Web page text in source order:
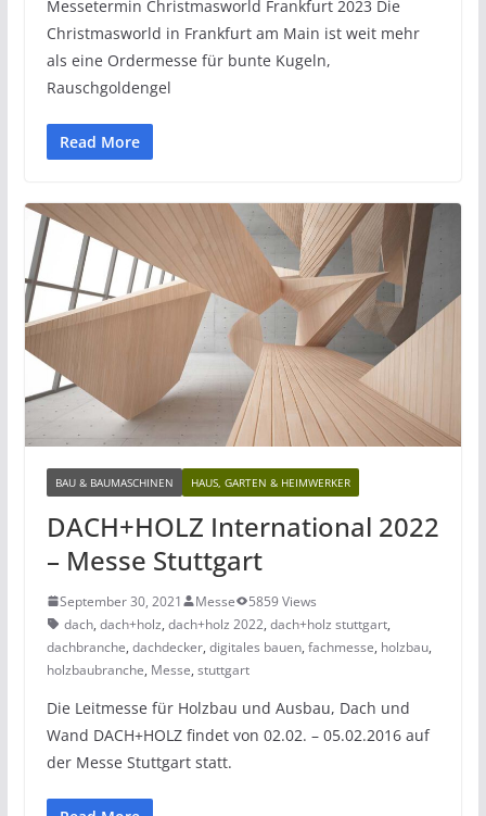
Messetermin Christmasworld Frankfurt 2023 Die
Christmasworld in Frankfurt am Main ist weit mehr
als eine Ordermesse für bunte Kugeln,
Rauschgoldengel
Read More
BAU & BAUMASCHINEN HAUS, GARTEN & HEIMWERKER
DACH+HOLZ International 2022
– Messe Stuttgart
September 30, 2021 Messe
5859 Views
dach, dach+holz, dach+holz 2022, dach+holz stuttgart,
dachbranche, dachdecker, digitales bauen, fachmesse, holzbau,
holzbaubranche, Messe, stuttgart
Die Leitmesse für Holzbau und Ausbau, Dach und
Wand DACH+HOLZ findet von 02.02. – 05.02.2016 auf
der Messe Stuttgart statt.